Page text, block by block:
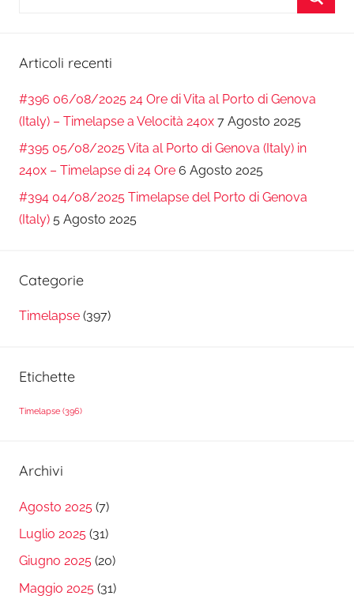
Articoli recenti
#396 06/08/2025 24 Ore di Vita al Porto di Genova
(Italy) – Timelapse a Velocità 240x 7 Agosto 2025
#395 05/08/2025 Vita al Porto di Genova (Italy) in
240x – Timelapse di 24 Ore 6 Agosto 2025
#394 04/08/2025 Timelapse del Porto di Genova
(Italy) 5 Agosto 2025
Categorie
Timelapse (397)
Etichette
Timelapse (396)
Archivi
Agosto 2025 (7)
Luglio 2025 (31)
Giugno 2025 (20)
Maggio 2025 (31)